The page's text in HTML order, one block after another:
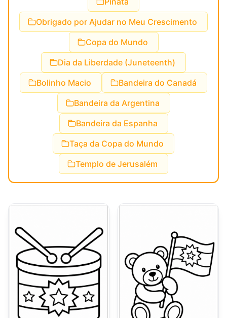
Obrigado por Ajudar no Meu Crescimento
Copa do Mundo
Dia da Liberdade (Juneteenth)
Bolinho Macio
Bandeira do Canadá
Bandeira da Argentina
Bandeira da Espanha
Taça da Copa do Mundo
Templo de Jerusalém